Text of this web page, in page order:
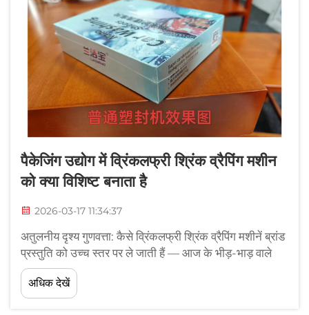
पैकेजिंग उद्योग में व्रिंकलफ्री श्रिंक व्रैपिंग मशीन
को क्या विशिष्ट बनाता है
2026-03-17 11:34:37
अतुलनीय दृश्य गुणवत्ता: कैसे व्रिंकलफ्री श्रिंक व्रैपिंग मशीनें ब्रांड
प्रस्तुति को उच्च स्तर पर ले जाती हैं — आज के भीड़-भाड़ वाले
खुदरा विश्व में पैकेजिंग एक प्रकार का मौन विक्रेता बन गई है, जहाँ
पहले ध्यान आकर्षित करने वाले छाप का वास्तव में महत्व होता है जब
खरीदारी के फैसले की बात आती है...
अधिक देखें